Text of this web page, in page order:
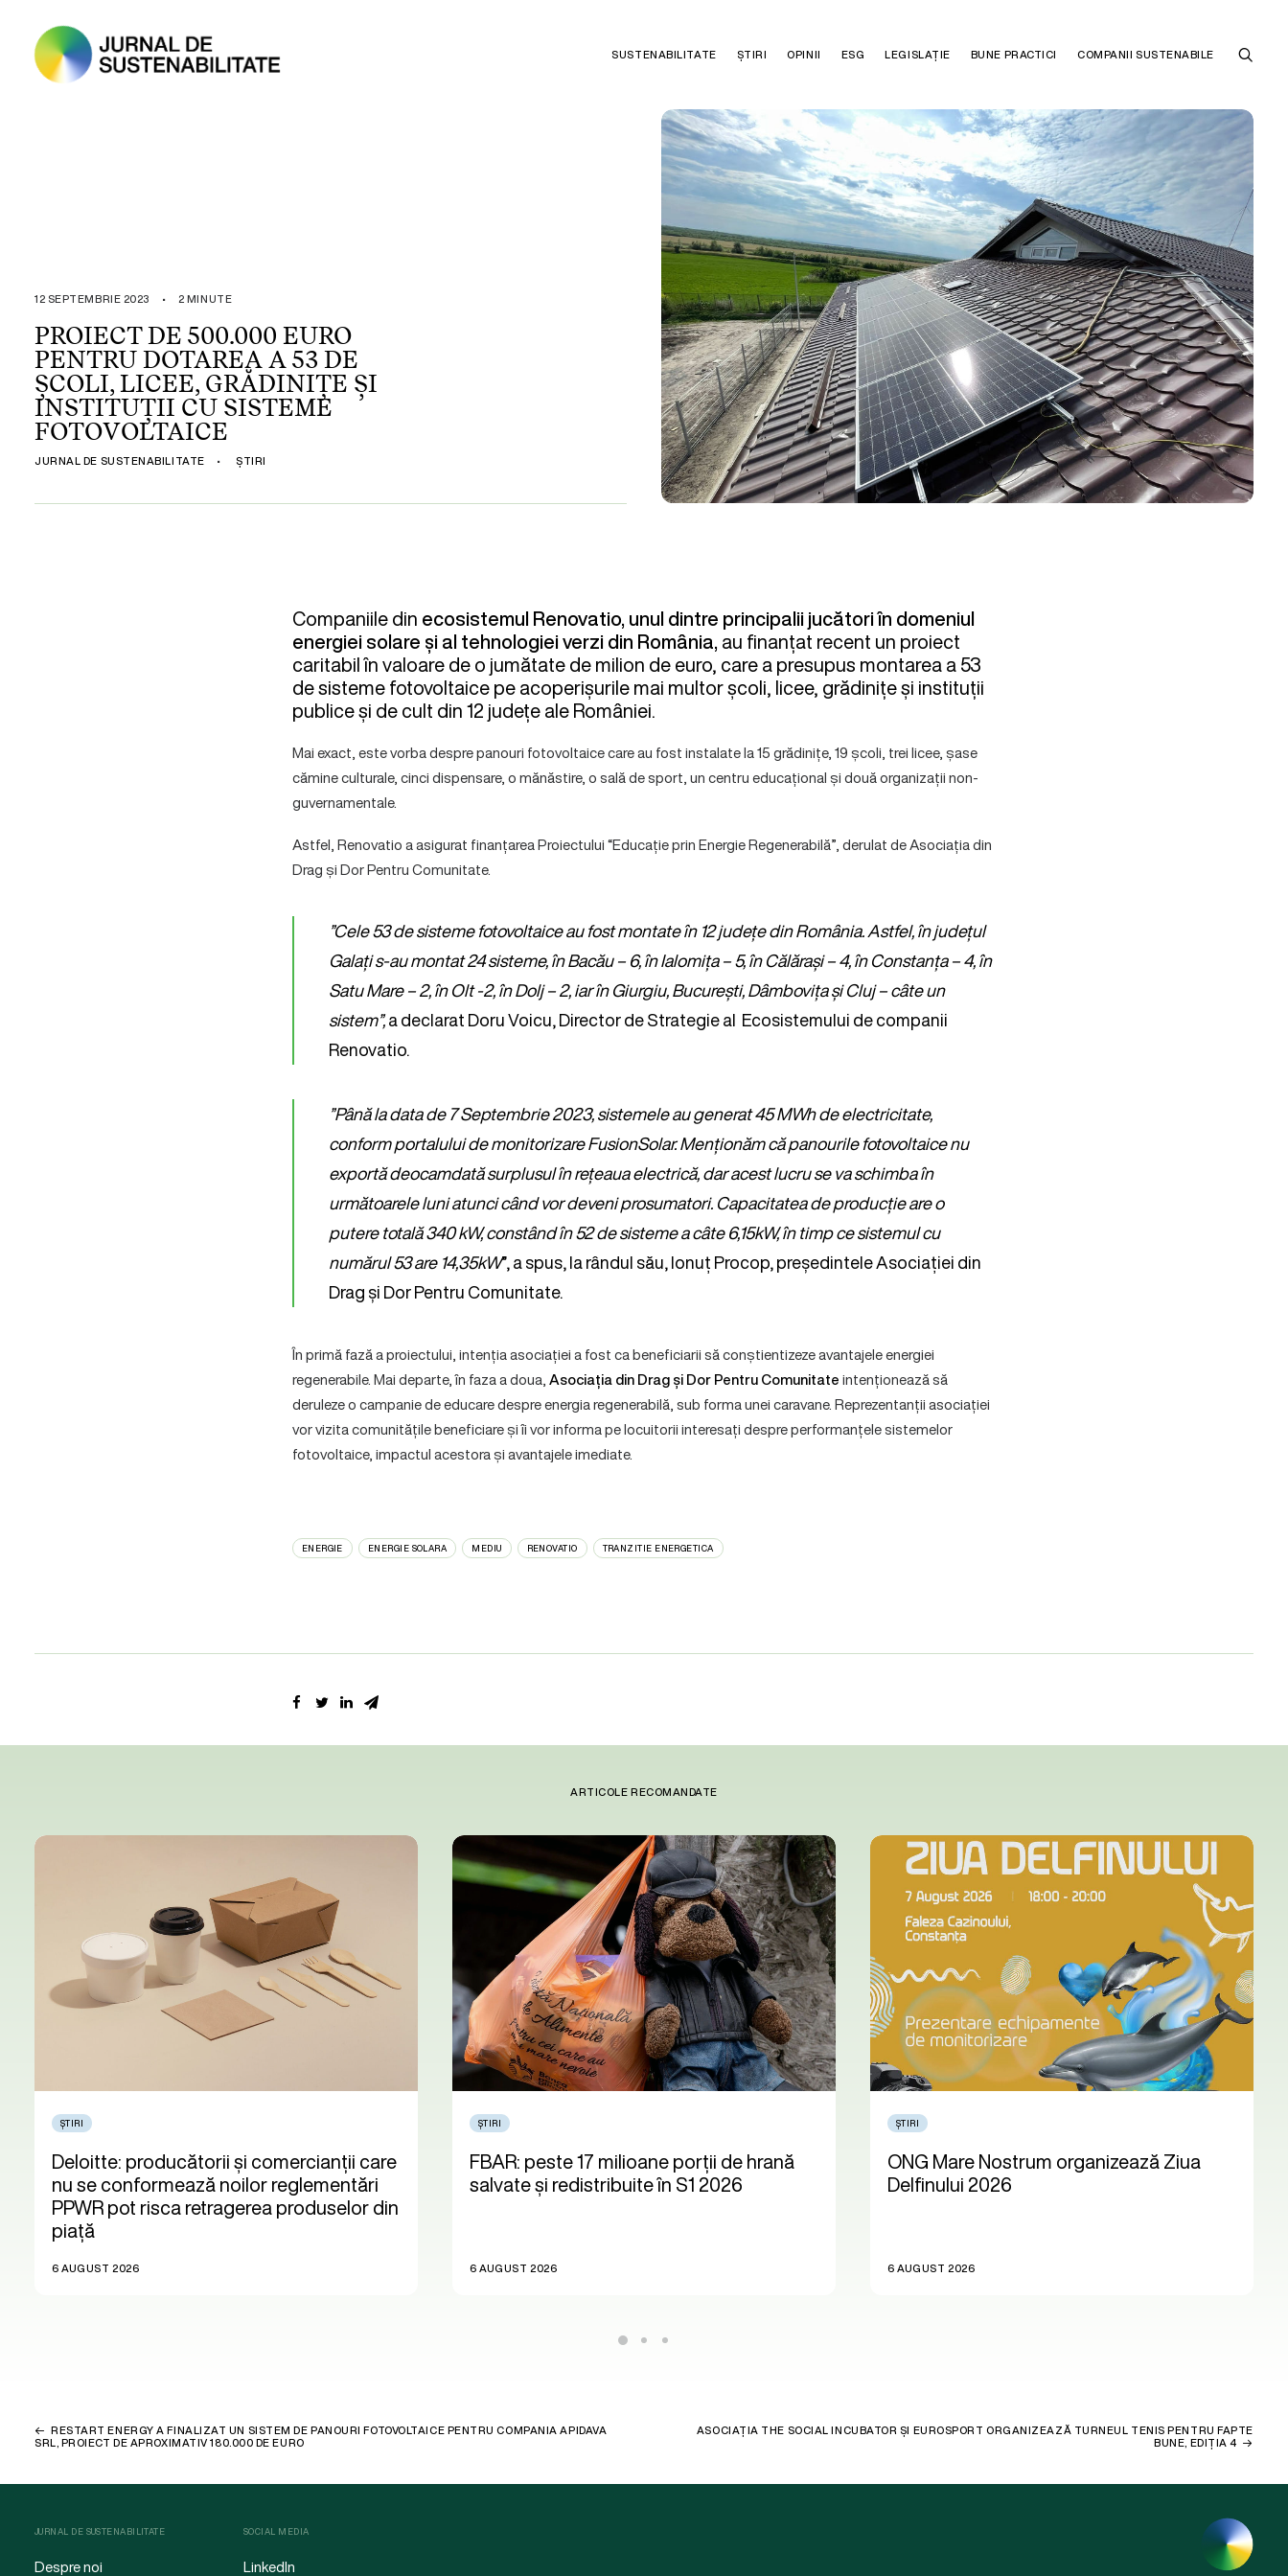
SUSTENABILITATE ȘTIRI OPINII ESG LEGISLAȚIE BUNE PRACTICI COMPANII SUSTENABILE
12 SEPTEMBRIE 2023 • 2 MINUTE
PROIECT DE 500.000 EURO
PENTRU DOTAREA A 53 DE
ȘCOLI, LICEE, GRĂDINIȚE ȘI
INSTITUȚII CU SISTEME
FOTOVOLTAICE
JURNAL DE SUSTENABILITATE • ȘTIRI
Companiile din ecosistemul Renovatio, unul dintre principalii jucători în domeniul
energiei solare și al tehnologiei verzi din România, au finanțat recent un proiect
caritabil în valoare de o jumătate de milion de euro, care a presupus montarea a 53
de sisteme fotovoltaice pe acoperișurile mai multor școli, licee, grădinițe și instituții
publice și de cult din 12 județe ale României.
Mai exact, este vorba despre panouri fotovoltaice care au fost instalate la 15 grădinițe, 19 școli, trei licee, șase
cămine culturale, cinci dispensare, o mănăstire, o sală de sport, un centru educațional și două organizații non-
guvernamentale.
Astfel, Renovatio a asigurat finanțarea Proiectului “Educație prin Energie Regenerabilă”, derulat de Asociația din
Drag și Dor Pentru Comunitate.
”Cele 53 de sisteme fotovoltaice au fost montate în 12 județe din România. Astfel, în județul
Galați s-au montat 24 sisteme, în Bacău – 6, în Ialomița – 5, în Călărași – 4, în Constanța – 4, în
Satu Mare – 2, în Olt -2, în Dolj – 2, iar în Giurgiu, București, Dâmbovița și Cluj – câte un
sistem”,a declarat Doru Voicu, Director de Strategie al Ecosistemului de companii
Renovatio.
”Până la data de 7 Septembrie 2023, sistemele au generat 45 MWh de electricitate,
conform portalului de monitorizare FusionSolar. Menționăm că panourile fotovoltaice nu
exportă deocamdată surplusul în rețeaua electrică, dar acest lucru se va schimba în
următoarele luni atunci când vor deveni prosumatori. Capacitatea de producție are o
putere totală 340 kW, constând în 52 de sisteme a câte 6,15kW, în timp ce sistemul cu
numărul 53 are 14,35kW”, a spus, la rândul său, Ionuț Procop, președintele Asociației din
Drag și Dor Pentru Comunitate.
În primă fază a proiectului, intenția asociației a fost ca beneficiarii să conștientizeze avantajele energiei
regenerabile. Mai departe, în faza a doua,Asociația din Drag și Dor Pentru Comunitateintenționează să
deruleze o campanie de educare despre energia regenerabilă, sub forma unei caravane. Reprezentanții asociației
vor vizita comunitățile beneficiare și îi vor informa pe locuitorii interesați despre performanțele sistemelor
fotovoltaice, impactul acestora și avantajele imediate.
ENERGIE ENERGIE SOLARA MEDIU RENOVATIO TRANZITIE ENERGETICA
ARTICOLE RECOMANDATE
ȘTIRI
Deloitte: producătorii și comercianții care
nu se conformează noilor reglementări
PPWR pot risca retragerea produselor din
piață
6 AUGUST 2026
ȘTIRI
FBAR: peste 17 milioane porții de hrană
salvate și redistribuite în S1 2026
6 AUGUST 2026
ȘTIRI
ONG Mare Nostrum organizează Ziua
Delfinului 2026
6 AUGUST 2026
RESTART ENERGY A FINALIZAT UN SISTEM DE PANOURI FOTOVOLTAICE PENTRU COMPANIA APIDAVA
SRL, PROIECT DE APROXIMATIV 180.000 DE EURO
ASOCIAȚIA THE SOCIAL INCUBATOR ȘI EUROSPORT ORGANIZEAZĂ TURNEUL TENIS PENTRU FAPTE
BUNE, EDIȚIA 4
JURNAL DE SUSTENABILITATE
Despre noi
SOCIAL MEDIA
LinkedIn